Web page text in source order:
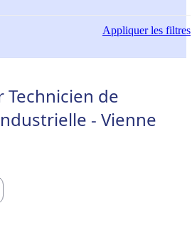
Appliquerles filtres
Technicien de
- Vienne